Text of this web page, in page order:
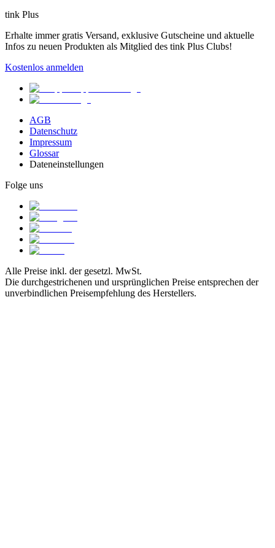
tink Plus
Erhalte immer gratis Versand, exklusive Gutscheine und aktuelle
Infos zu neuen Produkten als Mitglied des tink Plus Clubs!
Kostenlos anmelden
AGB
Datenschutz
Impressum
Glossar
Dateneinstellungen
Folge uns
Alle Preise inkl. der gesetzl. MwSt.
Die durchgestrichenen und ursprünglichen Preise entsprechen der
unverbindlichen Preisempfehlung des Herstellers.